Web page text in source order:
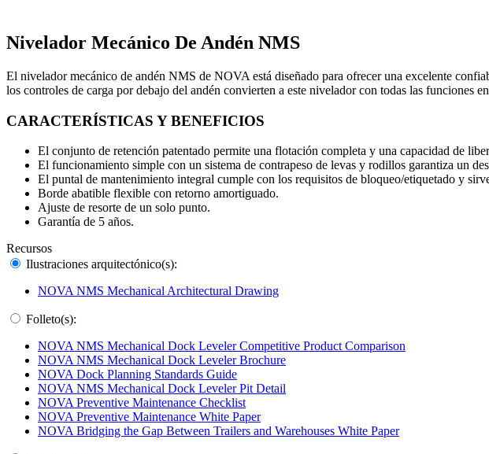
Nivelador Mecánico De Andén NMS
El nivelador mecánico de andén NMS de NOVA está diseñado para ofrecer una excelente
los controles de carga por debajo del andén convierten a este nivelador con todas las funciones
CARACTERÍSTICAS Y BENEFICIOS
El conjunto de retención patentado permite una flotación completa y una capacidad de
El funcionamiento simple con un sistema de contrapeso de levas y rodillos garantiza un
El puntal de mantenimiento integral cumple con los requisitos de bloqueo/etiquetado y
Borde abatible flexible con retorno amortiguado.
Ajuste de resorte de un solo punto.
Garantía de 5 años.
Recursos
Ilustraciones arquitectónico(s):
NOVA NMS Mechanical Architectural Drawing
Folleto(s):
NOVA NMS Mechanical Dock Leveler Competitive Product Comparison
NOVA NMS Mechanical Dock Leveler Brochure
NOVA Dock Planning Standards Guide
NOVA NMS Mechanical Dock Leveler Pit Detail
NOVA Preventive Maintenance Checklist
NOVA Preventive Maintenance White Paper
NOVA Bridging the Gap Between Trailers and Warehouses White Paper